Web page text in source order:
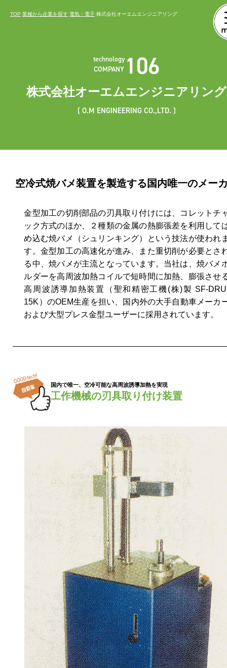
TOP 業種から企業を探す 電気・電子 株式会社オーエムエンジニアリング
technology
COMPANY106
株式会社オーエムエンジニアリング
O.M ENGINEERING CO.,LTD.
空冷式焼バメ装置を製造する国内唯一のメー
金型加工の切削部品の刃具取り付けには、コレットチ
ック方式のほか、２種類の金属の熱膨張差を利用して
め込む焼バメ（シュリンキング）という技法が使われ
す。金型加工の高速化が進み、また重切削が必要とさ
る中、焼バメが主流となっています。当社は、焼バメ
ルダーを高周波加熱コイルで短時間に加熱、膨張させ
高周波誘導加熱装置（聖和精密工機(株)製 SF-
15K）のOEM生産を担い、国内外の大手自動車メーカ
および大型プレス金型ユーザーに採用されています。
国内で唯一、空冷可能な高周波誘導加熱を実現
工作機械の刃具取り付け装置